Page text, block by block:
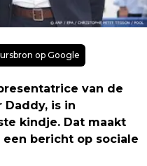
op Google
van de
Daddy, is in
kindje. Dat maakt
bericht op sociale